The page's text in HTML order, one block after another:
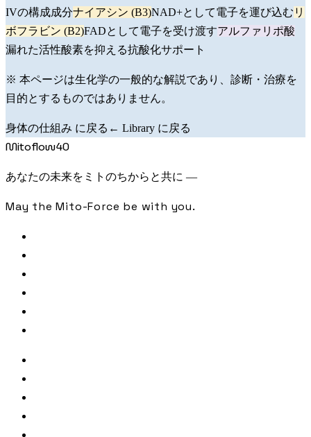
IVの構成成分ナイアシン (B3)NAD+として電子を運び込む リ
ボフラビン (B2)FADとして電子を受け渡すアルファリポ酸
漏れた活性酸素を抑える抗酸化サポート
※ 本ページは生化学の一般的な解説であり、診断・治療を
目的とするものではありません。
身体の仕組み に戻る ← Library に戻る
Mitoflow40
あなたの未来をミトのちからと共に —
May the Mito-Force be with you.